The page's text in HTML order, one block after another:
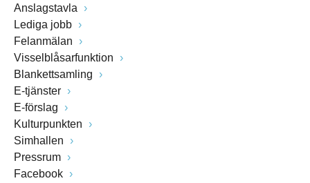
Anslagstavla
Lediga jobb
Felanmälan
Visselblåsarfunktion
Blankettsamling
E-tjänster
E-förslag
Kulturpunkten
Simhallen
Pressrum
Facebook